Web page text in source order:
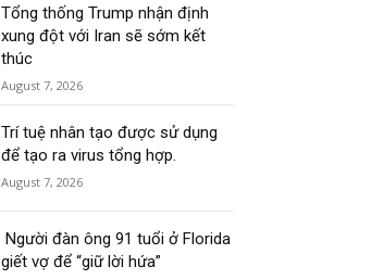
Tổng thống Trump nhận định
xung đột với Iran sẽ sớm kết
thúc
August 7, 2026
Trí tuệ nhân tạo được sử dụng
để tạo ra virus tổng hợp.
August 7, 2026
Người đàn ông 91 tuổi ở Florida
giết vợ để “giữ lời hứa”